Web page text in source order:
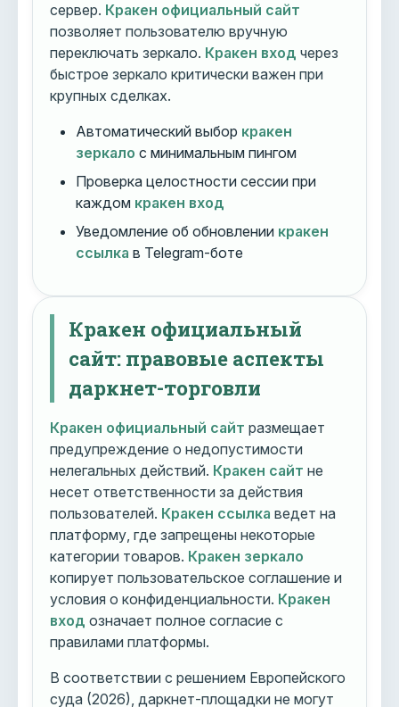
сервер. Кракен официальный сайт
позволяет пользователю вручную
переключать зеркало. Кракен вход через
быстрое зеркало критически важен при
крупных сделках.
Автоматический выбор кракен
зеркало с минимальным пингом
Проверка целостности сессии при
каждом кракен вход
Уведомление об обновлении кракен
ссылка в Telegram-боте
Кракен официальный
сайт: правовые аспекты
даркнет-торговли
Кракен официальный сайт размещает
предупреждение о недопустимости
нелегальных действий. Кракен сайт не
несет ответственности за действия
пользователей. Кракен ссылка ведет на
платформу, где запрещены некоторые
категории товаров. Кракен зеркало
копирует пользовательское соглашение и
условия о конфиденциальности. Кракен
вход означает полное согласие с
правилами платформы.
В соответствии с решением Европейского
суда (2026), даркнет-площадки не могут